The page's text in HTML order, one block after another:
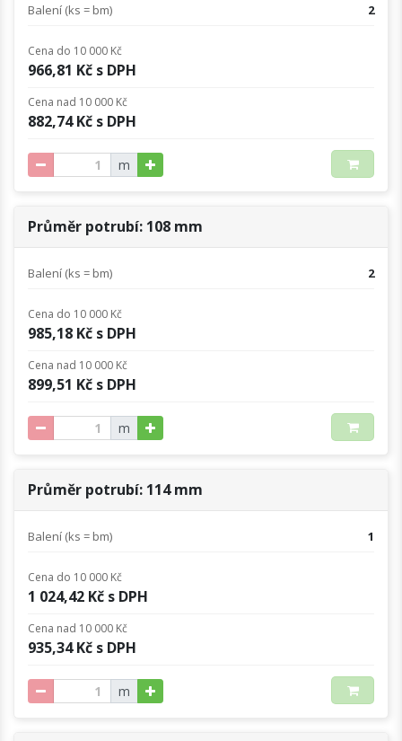
Balení (ks = bm) 2
Cena do 10 000 Kč
966,81 Kč s DPH
Cena nad 10 000 Kč
882,74 Kč s DPH
m
Průměr potrubí: 108 mm
Balení (ks = bm) 2
Cena do 10 000 Kč
985,18 Kč s DPH
Cena nad 10 000 Kč
899,51 Kč s DPH
m
Průměr potrubí: 114 mm
Balení (ks = bm) 1
Cena do 10 000 Kč
1 024,42 Kč s DPH
Cena nad 10 000 Kč
935,34 Kč s DPH
m